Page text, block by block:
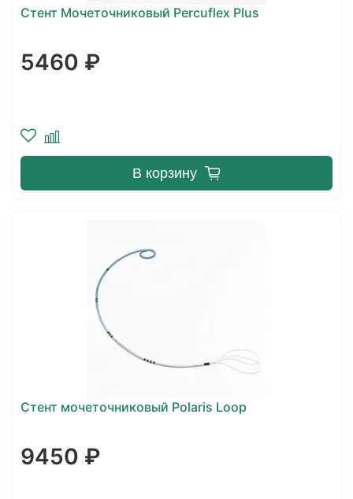
Стент Мочеточниковый Percuflex Plus
5460 ₽
В корзину
Стент мочеточниковый Polaris Loop
9450 ₽